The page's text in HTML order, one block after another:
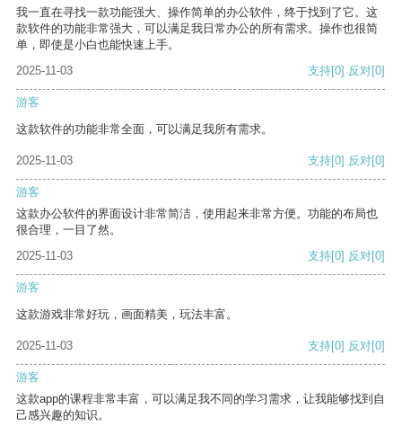
我一直在寻找一款功能强大、操作简单的办公软件，终于找到了它。这
款软件的功能非常强大，可以满足我日常办公的所有需求。操作也很简
单，即使是小白也能快速上手。
2025-11-03
支持[0] 反对[0]
游客
这款软件的功能非常全面，可以满足我所有需求。
2025-11-03 支持[0] 反对[0]
游客
这款办公软件的界面设计非常简洁，使用起来非常方便。功能的布局也
很合理，一目了然。
2025-11-03
支持[0] 反对[0]
游客
这款游戏非常好玩，画面精美，玩法丰富。
2025-11-03 支持[0] 反对[0]
游客
这款app的课程非常丰富，可以满足我不同的学习需求，让我能够找到自
己感兴趣的知识。